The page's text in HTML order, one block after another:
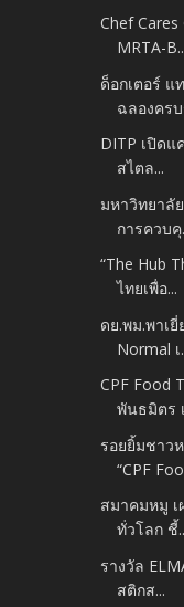
Chef
MRTA-
ด็อกเตอร์ แ
ฉลองครบ
DITP เปิด
สไตล...
มหาวิทยาลั
การควบคุ
“The Hub
ไทยเพื่อ...
ดย.พม.พาเ
Normal เ
CPF Food
พันธมิตร
รอยยิ้มชาว
“CPF
สมาคมหมู
ทั่วโลก ชี้
รางวัล
สติกส...